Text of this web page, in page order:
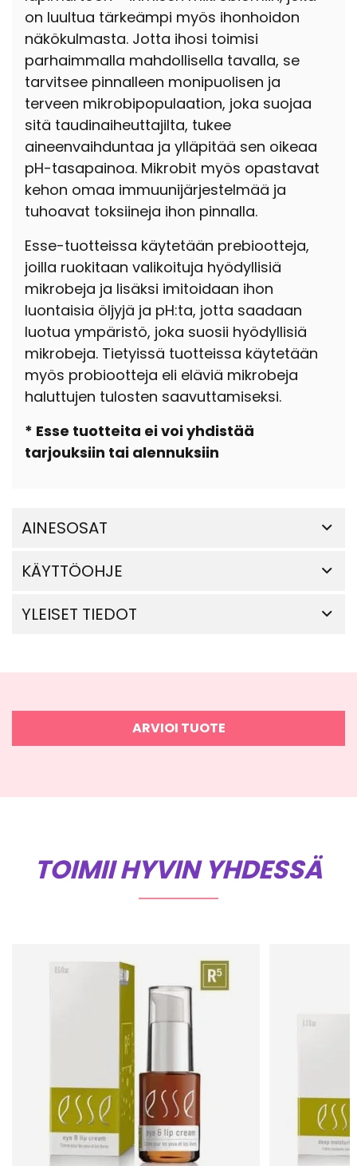
on luultua tärkeämpi myös ihonhoidon
näkökulmasta. Jotta ihosi toimisi
parhaimmalla mahdollisella tavalla, se
tarvitsee pinnalleen monipuolisen ja
terveen mikrobipopulaation, joka suojaa
sitä taudinaiheuttajilta, tukee
aineenvaihduntaa ja ylläpitää sen oikeaa
pH-tasapainoa. Mikrobit myös opastavat
kehon omaa immuunijärjestelmää ja
tuhoavat toksiineja ihon pinnalla.
Esse-tuotteissa käytetään prebiootteja,
joilla ruokitaan valikoituja hyödyllisiä
mikrobeja ja lisäksi imitoidaan ihon
luontaisia öljyjä ja pH:ta, jotta saadaan
luotua ympäristö, joka suosii hyödyllisiä
mikrobeja. Tietyissä tuotteissa käytetään
myös probiootteja eli eläviä mikrobeja
haluttujen tulosten saavuttamiseksi.
* Esse tuotteita ei voi yhdistää
tarjouksiin tai alennuksiin
AINESOSAT
KÄYTTÖOHJE
YLEISET TIEDOT
ARVIOI TUOTE
TOIMII HYVIN YHDESSÄ